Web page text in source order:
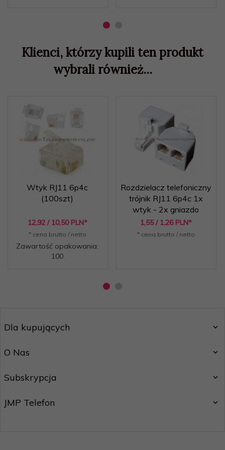
Klienci, którzy kupili ten produkt
wybrali również...
Wtyk RJ11 6p4c
(100szt)
12,92 / 10,50 PLN*
* cena brutto / netto
Zawartość opakowania:
100
Rozdzielacz telefoniczny
trójnik RJ11 6p4c 1x
wtyk - 2x gniazdo
1,55 / 1,26 PLN*
* cena brutto / netto
Dla kupujących
O Nas
Subskrypcja
JMP Telefon